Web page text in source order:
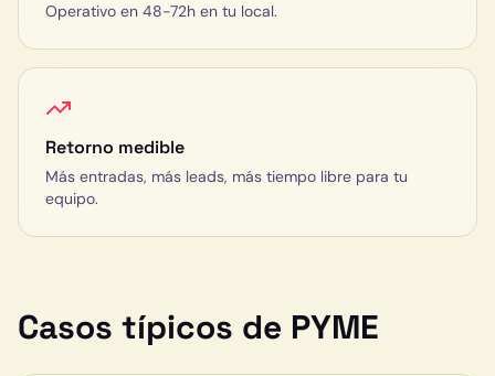
Operativo en 48-72h en tu local.
Retorno medible
Más entradas, más leads, más tiempo libre para tu
equipo.
Casos típicos de PYME